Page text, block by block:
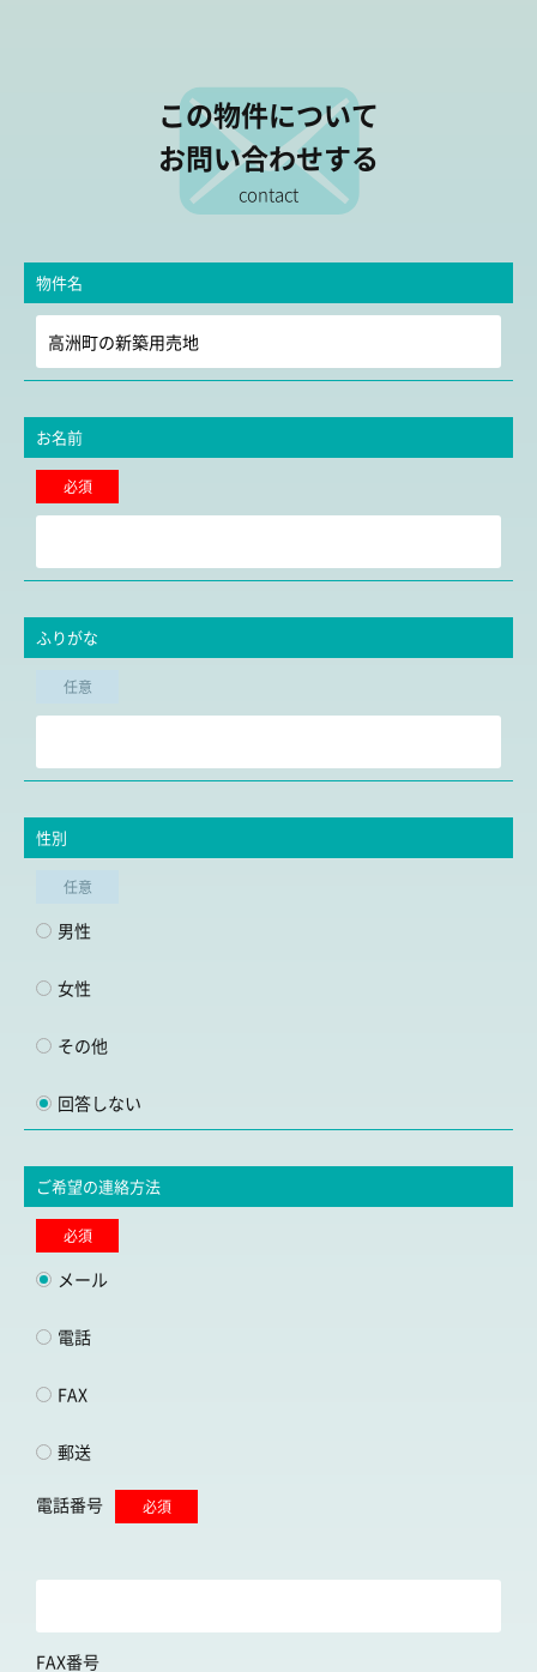
この物件について
お問い合わせする
contact
物件名
お名前
必須
ふりがな
任意
性別
任意
男性
女性
その他
回答しない
ご希望の連絡方法
必須
メール
電話
FAX
郵送
電話番号 必須
FAX番号